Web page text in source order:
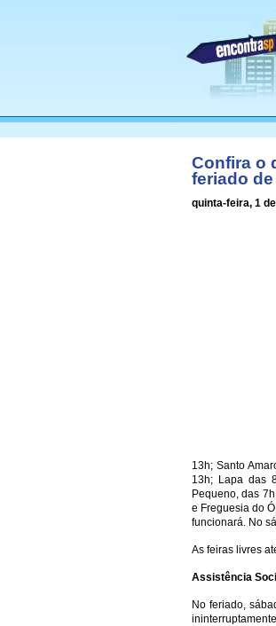
Confira o
feriado
quinta-feira, 1
13h; Santo
13h; Lapa das
Pequeno, das
e Freguesia do
funcionará. No
As feiras livres
Assistência
No feriado,